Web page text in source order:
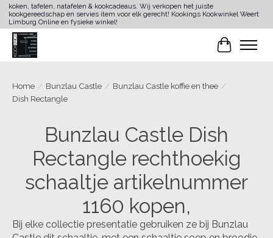
koken, tafelen, natafelen & kookcadeaus. Wij verkopen het juiste
kookgereedschap en servies item voor elk gerecht! Kookings Kookwinkel Weert
Limburg Online en fysieke winkel!
Home / Bunzlau Castle / Bunzlau Castle koffie en thee /
Dish Rectangle
Bunzlau Castle Dish
Rectangle rechthoekig
schaaltje artikelnummer
1160 kopen,
Bij elke collectie presentatie gebruiken ze bij Bunzlau